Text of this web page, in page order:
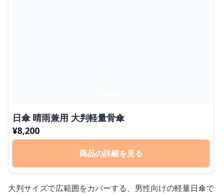
日傘 晴雨兼用 大判軽量骨傘
¥8,200
商品の詳細を見る
大判サイズで広範囲をカバーする、男性向けの軽量日傘で